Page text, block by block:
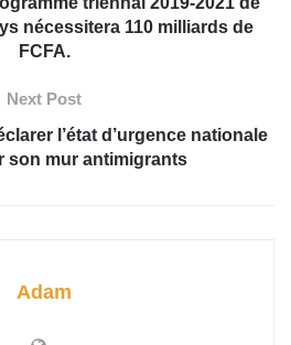
nécessitera 110 milliards de
FCFA.
Next Post
l’état d’urgence nationale
son mur antimigrants
Adam